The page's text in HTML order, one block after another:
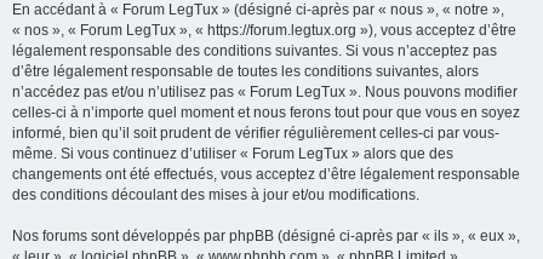
En accédant à « Forum LegTux » (désigné ci-après par « nous », « notre »,
« nos », « Forum LegTux », « https://forum.legtux.org »), vous acceptez d’être
légalement responsable des conditions suivantes. Si vous n’acceptez pas
d’être légalement responsable de toutes les conditions suivantes, alors
n’accédez pas et/ou n’utilisez pas « Forum LegTux ». Nous pouvons modifier
celles-ci à n’importe quel moment et nous ferons tout pour que vous en soyez
informé, bien qu’il soit prudent de vérifier régulièrement celles-ci par vous-
même. Si vous continuez d’utiliser « Forum LegTux » alors que des
changements ont été effectués, vous acceptez d’être légalement responsable
des conditions découlant des mises à jour et/ou modifications.
Nos forums sont développés par phpBB (désigné ci-après par « ils », « eux »,